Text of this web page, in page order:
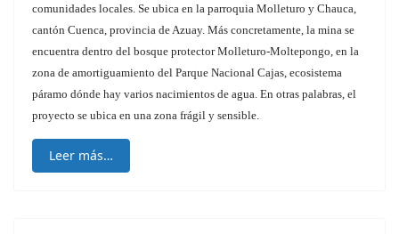
comunidades locales. Se ubica en la parroquia Molleturo y Chauca,
cantón Cuenca, provincia de Azuay. Más concretamente, la mina se
encuentra dentro del bosque protector Molleturo-Moltepongo, en la
zona de amortiguamiento del Parque Nacional Cajas, ecosistema
páramo dónde hay varios nacimientos de agua. En otras palabras, el
proyecto se ubica en una zona frágil y sensible.
Leer más…